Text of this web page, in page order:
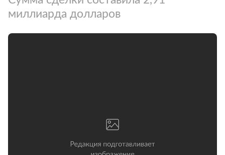
миллиарда долларов